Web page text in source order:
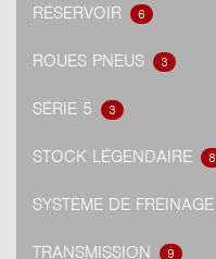
RÉSERVOIR 6
ROUES PNEUS 3
SÉRIE 5 3
STOCK LÉGENDAIRE 8
SYSTÈME DE FREINAGE
TRANSMISSION 9